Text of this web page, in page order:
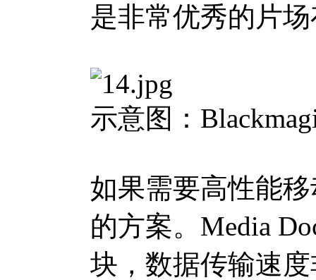
是非常优秀的片
示意图：
如果需要高性能
的方案。Media
块，数据传输速